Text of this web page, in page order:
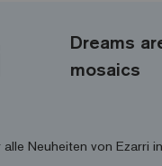
Dreams
mosaics
Neuheiten von Ezarri